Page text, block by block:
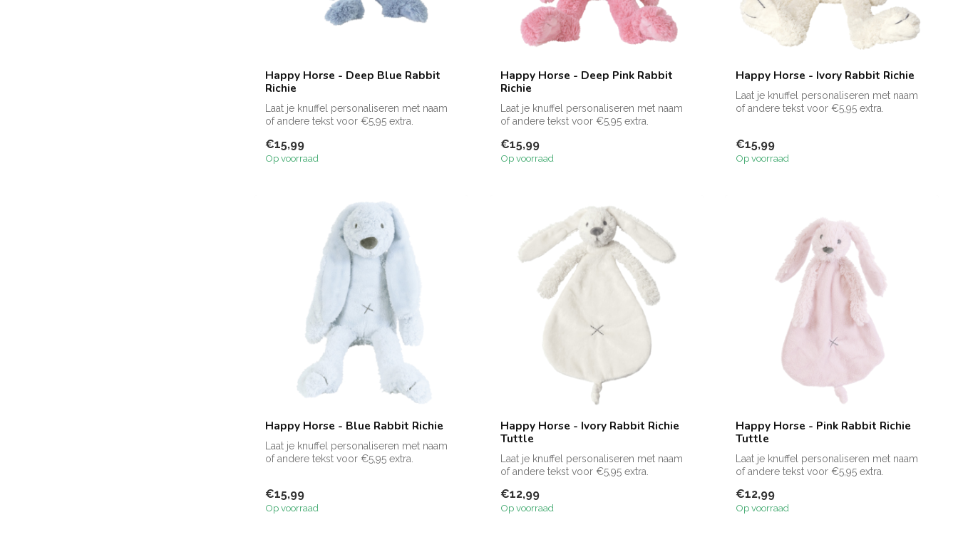
Happy Horse - Deep Blue Rabbit
Richie
Laat je knuffel personaliseren met naam
of andere tekst voor €5,95 extra.
€15,99
Op voorraad
Happy Horse - Deep Pink Rabbit
Richie
Laat je knuffel personaliseren met naam
of andere tekst voor €5,95 extra.
€15,99
Op voorraad
Happy Horse - Ivory Rabbit Richie
Laat je knuffel personaliseren met naam
of andere tekst voor €5,95 extra.
€15,99
Op voorraad
Happy Horse - Blue Rabbit Richie
Laat je knuffel personaliseren met naam
of andere tekst voor €5,95 extra.
€15,99
Op voorraad
Happy Horse - Ivory Rabbit Richie
Tuttle
Laat je knuffel personaliseren met naam
of andere tekst voor €5,95 extra.
€12,99
Op voorraad
Happy Horse - Pink Rabbit Richie
Tuttle
Laat je knuffel personaliseren met naam
of andere tekst voor €5,95 extra.
€12,99
Op voorraad